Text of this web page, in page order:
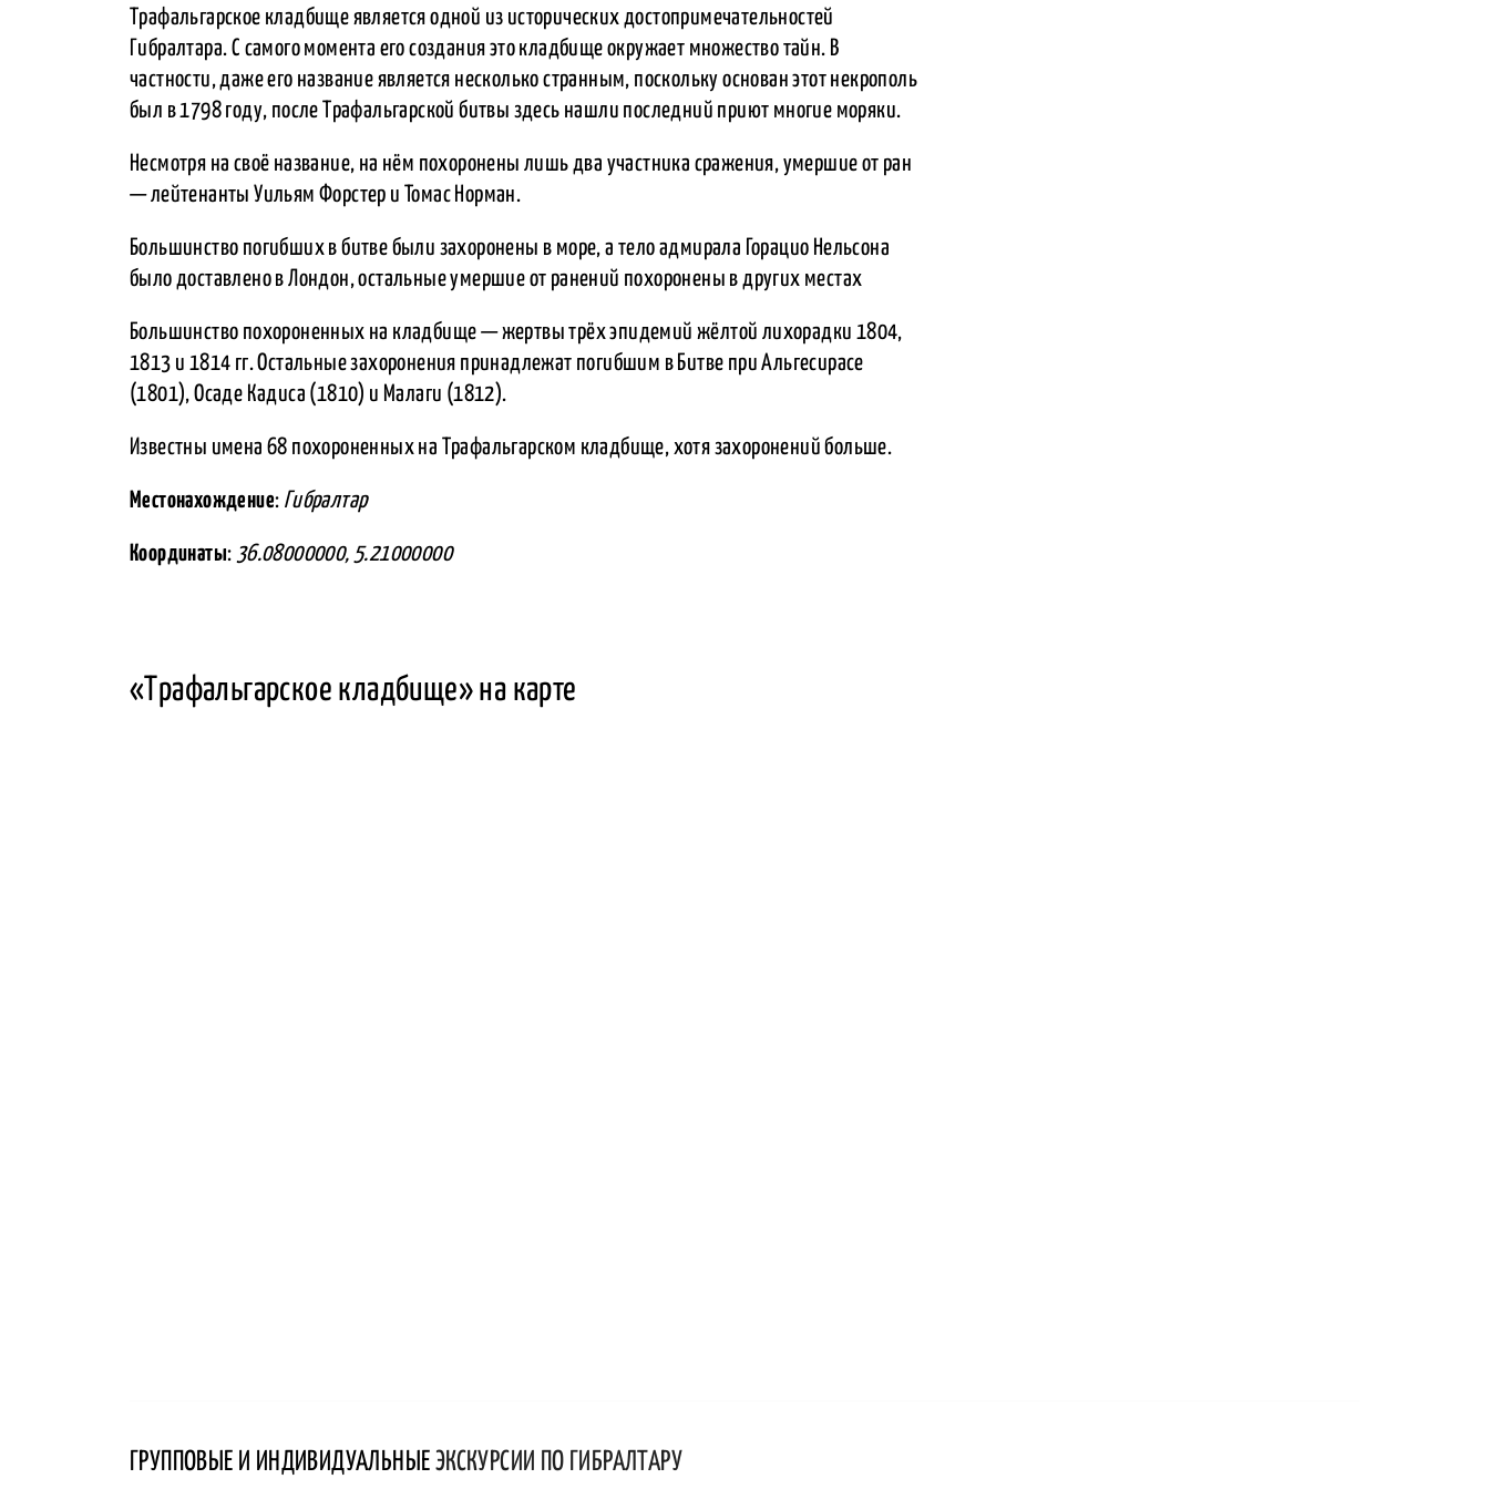
Трафальгарское кладбище является одной из исторических достопримечательностей
Гибралтара. С самого момента его создания это кладбище окружает множество тайн. В
частности, даже его название является несколько странным, поскольку основан этот некрополь
был в 1798 году, после Трафальгарской битвы здесь нашли последний приют многие моряки.
Несмотря на своё название, на нём похоронены лишь два участника сражения, умершие от ран
— лейтенанты Уильям Форстер и Томас Норман.
Большинство погибших в битве были захоронены в море, а тело адмирала Горацио Нельсона
было доставлено в Лондон, остальные умершие от ранений похоронены в других местах
Большинство похороненных на кладбище — жертвы трёх эпидемий жёлтой лихорадки 1804,
1813 и 1814 гг. Остальные захоронения принадлежат погибшим в Битве при Альгесирасе
(1801), Осаде Кадиса (1810) и Малаги (1812).
Известны имена 68 похороненных на Трафальгарском кладбище, хотя захоронений больше.
Местонахождение: Гибралтар
Координаты: 36.08000000, 5.21000000
«Трафальгарское кладбище» на карте
ГРУППОВЫЕ И ИНДИВИДУАЛЬНЫЕ ЭКСКУРСИИ ПО ГИБРАЛТАРУ